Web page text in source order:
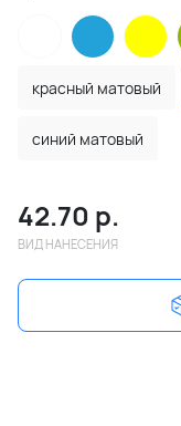
красный матовый
синий матовый
42.70 р.
ВИД НАНЕСЕНИЯ